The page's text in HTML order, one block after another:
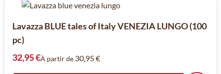
Lavazza BLUE tales of Italy VENEZIA LUNGO (100
pc)
32,95 €À partir de 30,95 €